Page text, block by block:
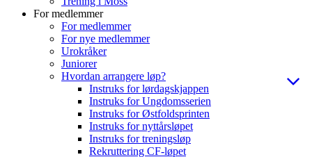
For medlemmer
For medlemmer
For nye medlemmer
Urokråker
Juniorer
Hvordan arrangere løp?
Instruks for lørdagskjappen
Instruks for Ungdomsserien
Instruks for Østfoldsprinten
Instruks for nyttårsløpet
Instruks for treningsløp
Rekruttering CF-løpet